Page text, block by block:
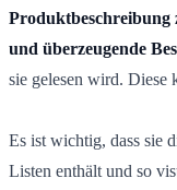
Produktbeschreibung
und überzeugende
sie gelesen wird. Diese
Es ist wichtig, dass sie
Listen enthält und so